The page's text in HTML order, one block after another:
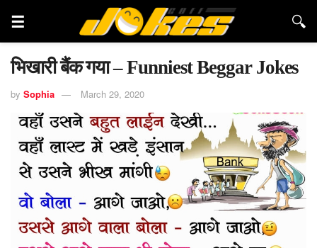
भिखारी बैंक गया – Funniest Beggar Jokes
by Sophia March 29, 2020